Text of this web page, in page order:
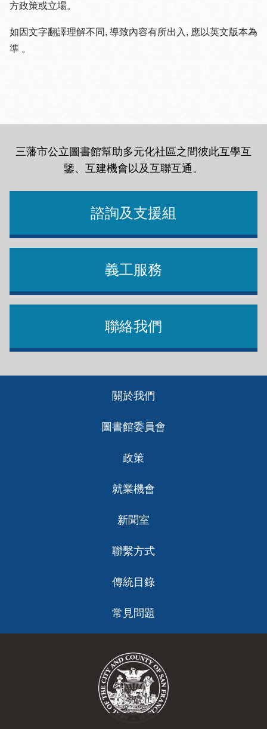
方政策或立場。
如因文字翻譯理解不同, 導致內容有所出入, 應以英文版本為
準 。
三藩市公立圖書館幫助多元化社區之間彼此互學互
鑒、互建機會以及互聯互通。
諮詢及支援組
義工服務
聯絡我們
關於我們
圖書館委員會
政策
就業機會
新聞室
聯繫方式
傳統目錄
常見問題